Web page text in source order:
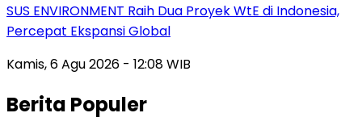
SUS ENVIRONMENT Raih Dua Proyek WtE di Indonesia,
Percepat Ekspansi Global
Kamis, 6 Agu 2026 - 12:08 WIB
Berita Populer